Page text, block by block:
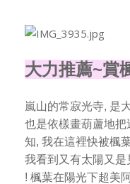
大力推薦~賞
嵐山的常寂光寺, 是
也是依樣畫葫蘆地
知, 我在這裡快被楓
我看到又有太陽又
! 楓葉在陽光下超美